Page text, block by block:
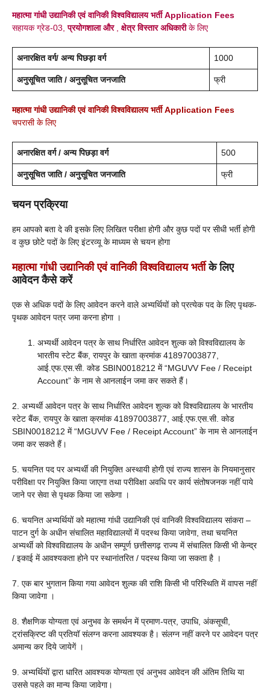
महात्मा गांधी उद्यानिकी एवं वानिकी विश्वविद्यालय भर्ती Application Fees
सहायक ग्रेड-03,प्रयोगशाला और क्षेत्र विस्तार अधिकारीके लिए
अनारक्षित वर्ग/ अन्य पिछड़ा वर्ग 1000
अनुसूचित जाति / अनुसूचित जनजाति फ्री
महात्मा गांधी उद्यानिकी एवं वानिकी विश्वविद्यालय भर्ती Application Fees
चपरासी के लिए
अनारक्षित वर्ग / अन्य पिछड़ा वर्ग 500
अनुसूचित जाति / अनुसूचित जनजाति फ्री
चयन प्रक्रिया
हम आपको बता दे की इसके लिए लिखित परीक्षा होगी और कुछ पदों पर सीधी भर्ती होगी
व कुछ छोटे पदों के लिए इंटरव्यू के माध्यम से चयन होगा
महात्मा गांधी उद्यानिकी एवं वानिकी विश्वविद्यालय भर्ती के लिए
आवेदन कैसे करें
एक से अधिक पदों के लिए आवेदन करने वाले अभ्यर्थियों को प्रत्येक पद के लिए पृथक-
पृथक आवेदन पत्र जमा करना होगा ।
अभ्यर्थी आवेदन पत्र के साथ निर्धारित आवेदन शुल्क को विश्वविद्यालय के
भारतीय स्टेट बैंक, रायपुर के खाता क्रमांक 41897003877,
आई.एफ.एस.सी. कोड SBIN0018212 में “MGUVV Fee / Receipt
Account” के नाम से आनलाईन जमा कर सकते हैं।
2. अभ्यर्थी आवेदन पत्र के साथ निर्धारित आवेदन शुल्क को विश्वविद्यालय के भारतीय
स्टेट बैंक, रायपुर के खाता क्रमांक 41897003877, आई.एफ.एस.सी. कोड
SBIN0018212 में “MGUVV Fee / Receipt Account” के नाम से आनलाईन
जमा कर सकते हैं।
5. चयनित पद पर अभ्यर्थी की नियुक्ति अस्थायी होगी एवं राज्य शासन के नियमानुसार
परीविक्षा पर नियुक्ति किया जाएगा तथा परीविक्षा अवधि पर कार्य संतोषजनक नहीं पाये
जाने पर सेवा से पृथक किया जा सकेगा ।
6. चयनित अभ्यर्थियों को महात्मा गांधी उद्यानिकी एवं वानिकी विश्वविद्यालय सांकरा –
पाटन दुर्ग के अधीन संचालित महाविद्यालयों में पदस्थ किया जावेगा, तथा चयनित
अभ्यर्थी को विश्वविद्यालय के अधीन सम्पूर्ण छत्तीसगढ़ राज्य में संचालित किसी भी केन्द्र
/ इकाई में आवश्यकता होने पर स्थानांतरित / पदस्थ किया जा सकता है ।
7. एक बार भुगतान किया गया आवेदन शुल्क की राशि किसी भी परिस्थिति में वापस नहीं
किया जावेगा ।
8. शैक्षणिक योग्यता एवं अनुभव के समर्थन में प्रमाण-पत्र, उपाधि, अंकसूची,
ट्रांसक्रिप्ट की प्रतियॉ संलग्न करना आवश्यक है। संलग्न नहीं करने पर आवेदन पत्र
अमान्य कर दिये जायेगें ।
9. अभ्यर्थियों द्वारा धारित आवश्यक योग्यता एवं अनुभव आवेदन की अंतिम तिथि या
उससे पहले का मान्य किया जावेगा।